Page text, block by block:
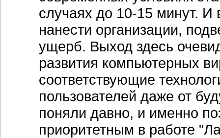
случаях до 10-15 минут. И
нанести организации,
ущерб. Выход здесь
развития компьютерных
соответствующие
пользователей даже от
поняли давно, и именно
приоритетным в работе